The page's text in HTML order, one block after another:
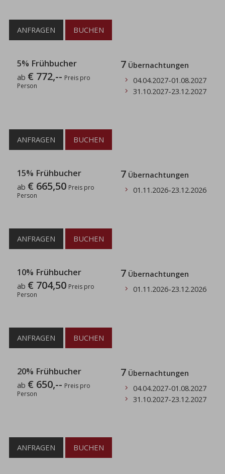
ANFRAGEN BUCHEN
5% Frühbucher
ab € 772,-- Preis pro
Person
7 Übernachtungen
04.04.2027-01.08.2027
31.10.2027-23.12.2027
ANFRAGEN BUCHEN
15% Frühbucher
ab € 665,50 Preis pro
Person
7 Übernachtungen
01.11.2026-23.12.2026
ANFRAGEN BUCHEN
10% Frühbucher
ab € 704,50 Preis pro
Person
7 Übernachtungen
01.11.2026-23.12.2026
ANFRAGEN BUCHEN
20% Frühbucher
ab € 650,-- Preis pro
Person
7 Übernachtungen
04.04.2027-01.08.2027
31.10.2027-23.12.2027
ANFRAGEN BUCHEN